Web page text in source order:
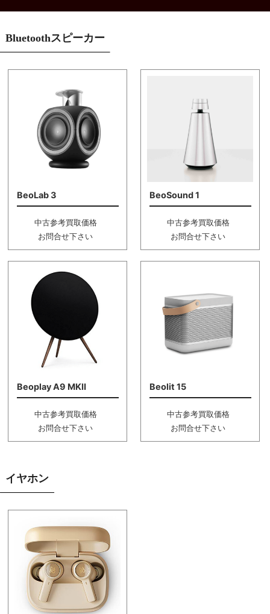
Bluetoothスピーカー
BeoLab 3
中古参考買取価格
お問合せ下さい
BeoSound 1
中古参考買取価格
お問合せ下さい
Beoplay A9 MKⅡ
中古参考買取価格
お問合せ下さい
Beolit 15
中古参考買取価格
お問合せ下さい
イヤホン